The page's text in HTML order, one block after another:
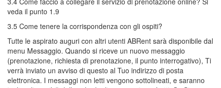
veda il punto 1.9
3.5 Come tenere la corrispondenza con gli ospiti?
Tutte le aspirato auguri con altri utenti ABRent sarà disponibile dal
menu Messaggio. Quando si riceve un nuovo messaggio
(prenotazione, richiesta di prenotazione, il punto interrogativo), Ti
verrà inviato un avviso di questo al Tuo indirizzo di posta
elettronica. I messaggi non letti vengono sottolineati, e saranno